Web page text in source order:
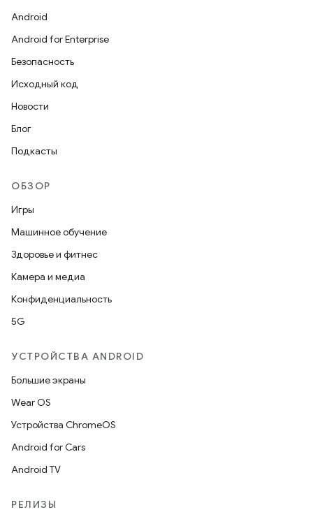
Android
Android for Enterprise
Безопасность
Исходный код
Новости
Блог
Подкасты
ОБЗОР
Игры
Машинное обучение
Здоровье и фитнес
Камера и медиа
Конфиденциальность
5G
УСТРОЙСТВА ANDROID
Большие экраны
Wear OS
Устройства ChromeOS
Android for Cars
Android TV
РЕЛИЗЫ